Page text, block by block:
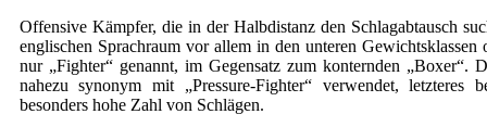
Offensive Kämpfer, die in der Halbdistanz den Schlagabtausch
englischen Sprachraum vor allem in den unteren Gewichtsklassen
nur „Fighter“ genannt, im Gegensatz zum konternden „Boxer“.
nahezu synonym mit „Pressure-Fighter“ verwendet, letzteres
besonders hohe Zahl von Schlägen.